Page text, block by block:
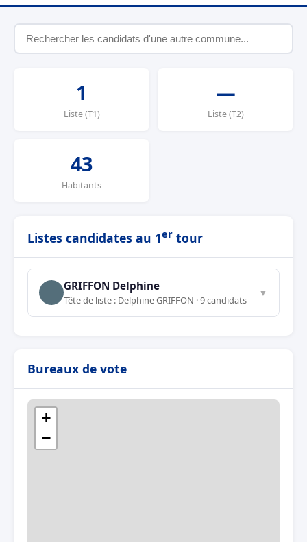
1
Liste (T1)
—
Liste (T2)
43
Habitants
Listes candidates au 1er tour
GRIFFON Delphine
Tête de liste : Delphine GRIFFON · 9 candidats
▼
Bureaux de vote
+
−